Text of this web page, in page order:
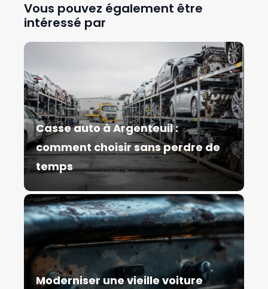
Vous pouvez également être
intéressé par
Casse auto à Argenteuil :
comment choisir sans perdre de
temps
Moderniser une vieille voiture